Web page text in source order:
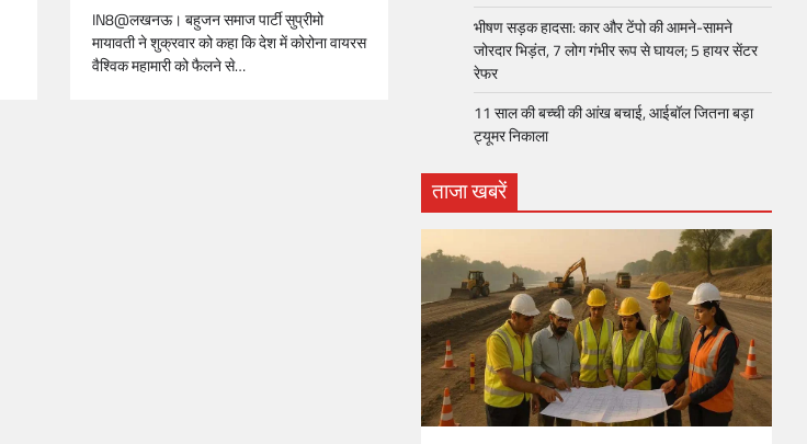
IN8@लखनऊ। बहुजन समाज पार्टी सुप्रीमो
मायावती ने शुक्रवार को कहा कि देश में कोरोना वायरस
वैश्विक महामारी को फैलने से…
भीषण सड़क हादसा: कार और टेंपो की आमने-सामने
जोरदार भिड़ंत, 7 लोग गंभीर रूप से घायल; 5 हायर सेंटर
रेफर​
11 साल की बच्ची की आंख बचाई, आईबॉल जितना बड़ा
ट्यूमर निकाला
ताजा खबरें